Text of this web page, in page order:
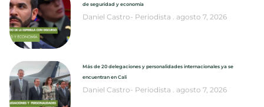
de seguridad y economía
Daniel Castro- Periodista agosto 7, 2026
Más de 20 delegaciones y personalidades internacionales ya se
encuentran en Cali
Daniel Castro- Periodista agosto 7, 2026